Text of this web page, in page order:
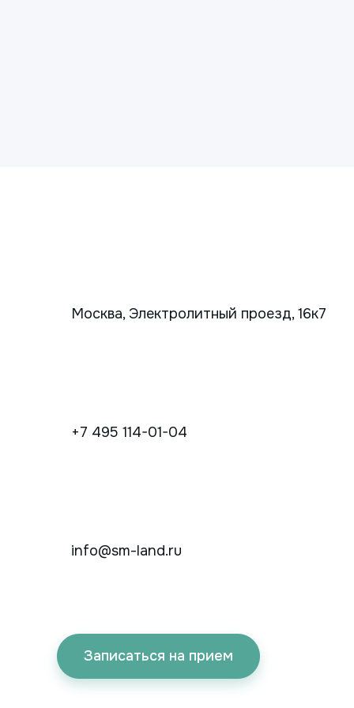
Москва, Электролитный проезд, 16к7
+7 495 114-01-04
info@sm-land.ru
Записаться на прием